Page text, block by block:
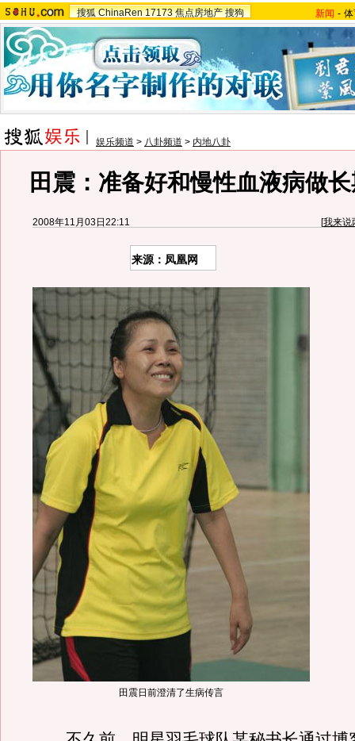
搜狐 ChinaRen 17173 焦点房地产 搜狗 新闻 -
娱乐频道 > 八卦频道 > 内地八卦
田震：准备好和慢性血液病做
2008年11月03日22:11 [我来说
来源：凤凰网
田震日前澄清了生病传言